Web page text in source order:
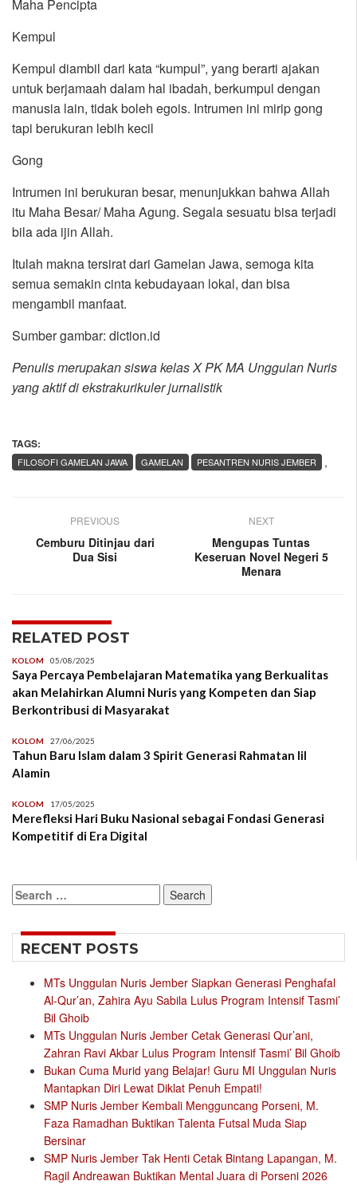
Maha Pencipta
Kempul
Kempul diambil dari kata “kumpul”, yang berarti ajakan
untuk berjamaah dalam hal ibadah, berkumpul dengan
manusia lain, tidak boleh egois. Intrumen ini mirip gong
tapi berukuran lebih kecil
Gong
Intrumen ini berukuran besar, menunjukkan bahwa Allah
itu Maha Besar/ Maha Agung. Segala sesuatu bisa terjadi
bila ada ijin Allah.
Itulah makna tersirat dari Gamelan Jawa, semoga kita
semua semakin cinta kebudayaan lokal, dan bisa
mengambil manfaat.
Sumber gambar: diction.id
Penulis merupakan siswa kelas X PK MA Unggulan Nuris
yang aktif di ekstrakurikuler jurnalistik
TAGS:
,
FILOSOFI GAMELAN JAWA GAMELAN PESANTREN NURIS JEMBER
PREVIOUS
Cemburu Ditinjau dari
Dua Sisi
NEXT
Mengupas Tuntas
Keseruan Novel Negeri 5
Menara
RELATED POST
KOLOM 05/08/2025
Saya Percaya Pembelajaran Matematika yang Berkualitas
akan Melahirkan Alumni Nuris yang Kompeten dan Siap
Berkontribusi di Masyarakat
KOLOM 27/06/2025
Tahun Baru Islam dalam 3 Spirit Generasi Rahmatan lil
Alamin
KOLOM 17/05/2025
Merefleksi Hari Buku Nasional sebagai Fondasi Generasi
Kompetitif di Era Digital
Search
for:
RECENT POSTS
MTs Unggulan Nuris Jember Siapkan Generasi Penghafal
Al-Qur’an, Zahira Ayu Sabila Lulus Program Intensif Tasmi’
Bil Ghoib
MTs Unggulan Nuris Jember Cetak Generasi Qur’ani,
Zahran Ravi Akbar Lulus Program Intensif Tasmi’ Bil Ghoib
Bukan Cuma Murid yang Belajar! Guru MI Unggulan Nuris
Mantapkan Diri Lewat Diklat Penuh Empati!
SMP Nuris Jember Kembali Mengguncang Porseni, M.
Faza Ramadhan Buktikan Talenta Futsal Muda Siap
Bersinar
SMP Nuris Jember Tak Henti Cetak Bintang Lapangan, M.
Ragil Andreawan Buktikan Mental Juara di Porseni 2026